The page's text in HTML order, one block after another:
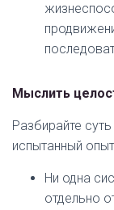
Мыслить
Разбирайте
испытанный опыт
Ни одна
отдельно